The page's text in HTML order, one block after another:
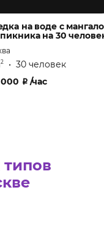
на воде с
на 30
2 • 30 человек
₽ /час